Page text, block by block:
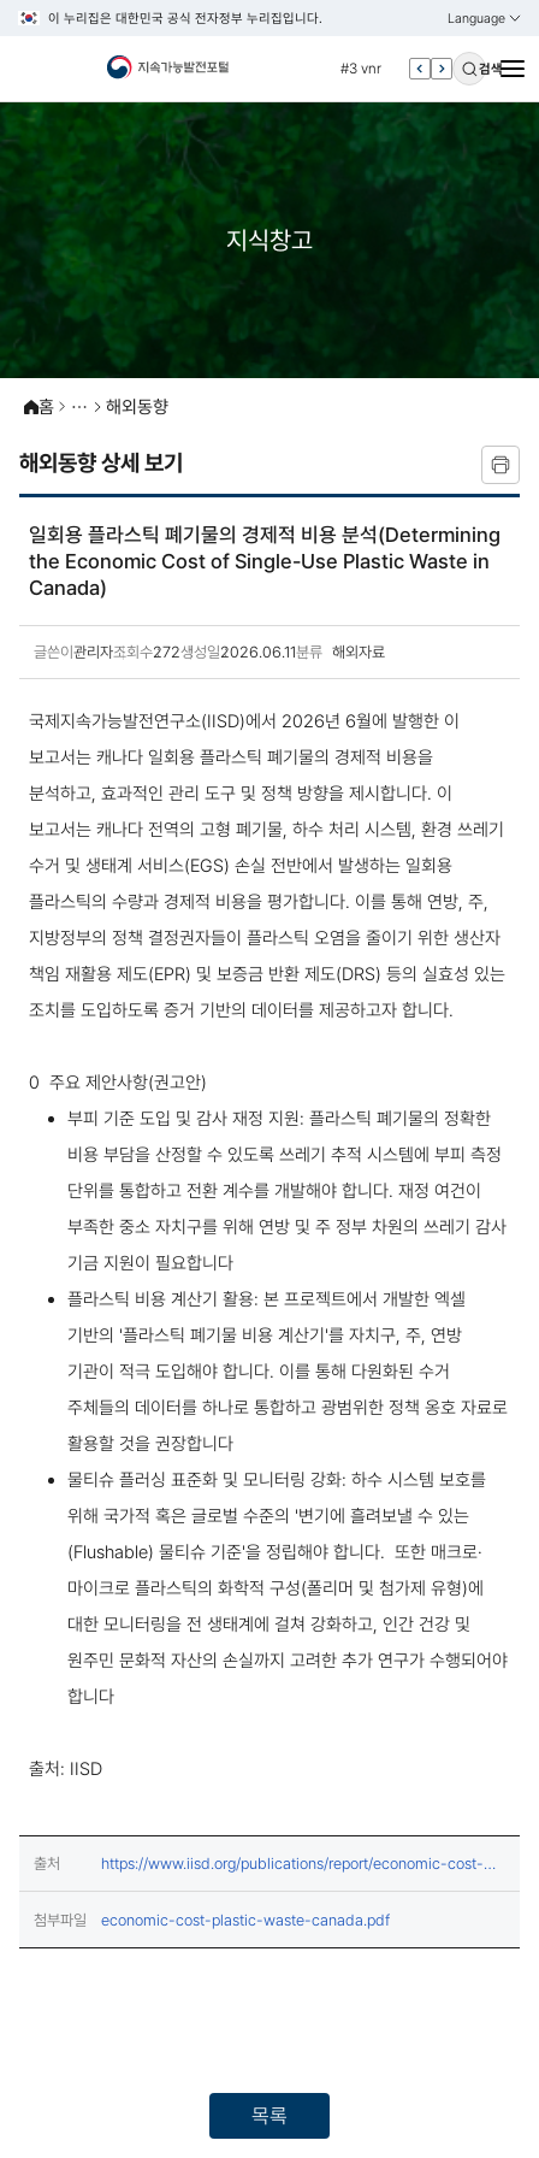
이 누리집은 대한민국 공식 전자정부 누리집입니다. Language
열기
KOREAN
ENGLISH
#3 vnr
#4 관세
#5 esg
검색
지식창고
홈 해외동향
해외동향 상세 보기
일회용 플라스틱 폐기물의 경제적 비용 분석(Determining
the Economic Cost of Single-Use Plastic Waste in
Canada)
글쓴이 관리자조회수272생성일2026.06.11분류 해외자료
국제지속가능발전연구소(IISD)에서 2026년 6월에 발행한 이
보고서는 캐나다 일회용 플라스틱 폐기물의 경제적 비용을
분석하고, 효과적인 관리 도구 및 정책 방향을 제시합니다. 이
보고서는 캐나다 전역의 고형 폐기물, 하수 처리 시스템, 환경 쓰레기
수거 및 생태계 서비스(EGS) 손실 전반에서 발생하는 일회용
플라스틱의 수량과 경제적 비용을 평가합니다. 이를 통해 연방, 주,
지방정부의 정책 결정권자들이 플라스틱 오염을 줄이기 위한 생산자
책임 재활용 제도(EPR) 및 보증금 반환 제도(DRS) 등의 실효성 있는
조치를 도입하도록 증거 기반의 데이터를 제공하고자 합니다.
0 주요 제안사항(권고안)
부피 기준 도입 및 감사 재정 지원: 플라스틱 폐기물의 정확한
비용 부담을 산정할 수 있도록 쓰레기 추적 시스템에 부피 측정
단위를 통합하고 전환 계수를 개발해야 합니다. 재정 여건이
부족한 중소 자치구를 위해 연방 및 주 정부 차원의 쓰레기 감사
기금 지원이 필요합니다
플라스틱 비용 계산기 활용: 본 프로젝트에서 개발한 엑셀
기반의 '플라스틱 폐기물 비용 계산기'를 자치구, 주, 연방
기관이 적극 도입해야 합니다. 이를 통해 다원화된 수거
주체들의 데이터를 하나로 통합하고 광범위한 정책 옹호 자료로
활용할 것을 권장합니다
물티슈 플러싱 표준화 및 모니터링 강화: 하수 시스템 보호를
위해 국가적 혹은 글로벌 수준의 '변기에 흘려보낼 수 있는
(Flushable) 물티슈 기준'을 정립해야 합니다. 또한 매크로·
마이크로 플라스틱의 화학적 구성(폴리머 및 첨가제 유형)에
대한 모니터링을 전 생태계에 걸쳐 강화하고, 인간 건강 및
원주민 문화적 자산의 손실까지 고려한 추가 연구가 수행되어야
합니다
출처: IISD
출처
https://www.iisd.org/publications/report/economic-cost-
plastic-waste-canada
첨부파일
economic-cost-plastic-waste-canada.pdf(다운로드)
목록